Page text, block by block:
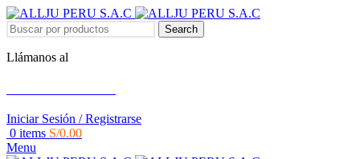
Search
Llámanos al
Iniciar Sesión / Registrarse
0 items S/0.00
Menu